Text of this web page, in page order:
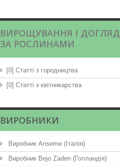
ВИРОЩУВАННЯ І ДОГЛЯД
ЗА РОСЛИНАМИ
[0] Статті з городництва
[0] Статті з квітникарства
ВИРОБНИКИ
Виробник Anseme (Італія)
Виробник Bejo Zaden (Голландія)